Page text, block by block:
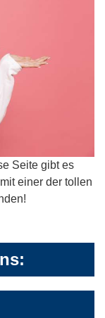
Seite gibt es
einer der tollen